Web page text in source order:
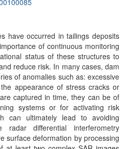
have occurred in tailings deposits
of continuous monitoring
status of these structures to
reduce risk. In many cases, dam
of anomalies such as: excessive
appearance of stress cracks or
captured in time, they can be of
systems or for activating risk
can ultimately lead to avoiding
radar differential interferometry
surface deformation by processing